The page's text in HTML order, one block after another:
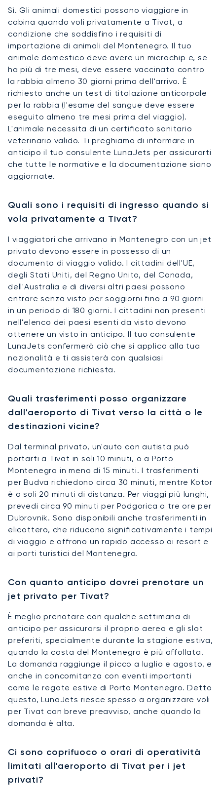
Sì. Gli animali domestici possono viaggiare in
cabina quando voli privatamente a Tivat, a
condizione che soddisfino i requisiti di
importazione di animali del Montenegro. Il tuo
animale domestico deve avere un microchip e, se
ha più di tre mesi, deve essere vaccinato contro
la rabbia almeno 30 giorni prima dell'arrivo. È
richiesto anche un test di titolazione anticorpale
per la rabbia (l'esame del sangue deve essere
eseguito almeno tre mesi prima del viaggio).
L'animale necessita di un certificato sanitario
veterinario valido. Ti preghiamo di informare in
anticipo il tuo consulente LunaJets per assicurarti
che tutte le normative e la documentazione siano
aggiornate.
Quali sono i requisiti di ingresso quando si
vola privatamente a Tivat?
I viaggiatori che arrivano in Montenegro con un jet
privato devono essere in possesso di un
documento di viaggio valido. I cittadini dell'UE,
degli Stati Uniti, del Regno Unito, del Canada,
dell'Australia e di diversi altri paesi possono
entrare senza visto per soggiorni fino a 90 giorni
in un periodo di 180 giorni. I cittadini non presenti
nell'elenco dei paesi esenti da visto devono
ottenere un visto in anticipo. Il tuo consulente
LunaJets confermerà ciò che si applica alla tua
nazionalità e ti assisterà con qualsiasi
documentazione richiesta.
Quali trasferimenti posso organizzare
dall'aeroporto di Tivat verso la città o le
destinazioni vicine?
Dal terminal privato, un'auto con autista può
portarti a Tivat in soli 10 minuti, o a Porto
Montenegro in meno di 15 minuti. I trasferimenti
per Budva richiedono circa 30 minuti, mentre Kotor
è a soli 20 minuti di distanza. Per viaggi più lunghi,
prevedi circa 90 minuti per Podgorica o tre ore per
Dubrovnik. Sono disponibili anche trasferimenti in
elicottero, che riducono significativamente i tempi
di viaggio e offrono un rapido accesso ai resort e
ai porti turistici del Montenegro.
Con quanto anticipo dovrei prenotare un
jet privato per Tivat?
È meglio prenotare con qualche settimana di
anticipo per assicurarsi il proprio aereo e gli slot
preferiti, specialmente durante la stagione estiva,
quando la costa del Montenegro è più affollata.
La domanda raggiunge il picco a luglio e agosto, e
anche in concomitanza con eventi importanti
come le regate estive di Porto Montenegro. Detto
questo, LunaJets riesce spesso a organizzare voli
per Tivat con breve preavviso, anche quando la
domanda è alta.
Ci sono coprifuoco o orari di operatività
limitati all'aeroporto di Tivat per i jet
privati?